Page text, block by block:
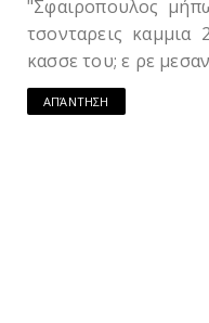
"Σφαιροπουλος
τσονταρεις καμμια
κασσε του; ε ρε
ΑΠΆΝΤΗΣΗ